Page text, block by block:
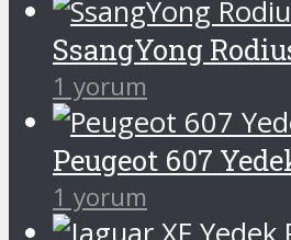
SsangYong
1 yorum
Peugeot 607
1 yorum